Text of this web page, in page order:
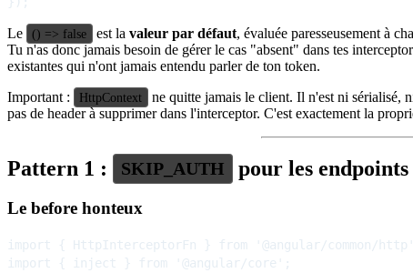
Le () => false est la valeur par défaut, évaluée paresseusement à
Tu n'as donc jamais besoin de gérer le cas "absent" dans tes
existantes qui n'ont jamais entendu parler de ton token.
Important :
HttpContext
ne quitte jamais le client. Il n'est ni sérialisé,
pas de header à supprimer dans l'interceptor. C'est exactement la
Pattern 1 : SKIP_AUTH pour les
Le before honteux
import { HttpInterceptorFn } from '@angular/common/
import { inject } from '@angular/core';